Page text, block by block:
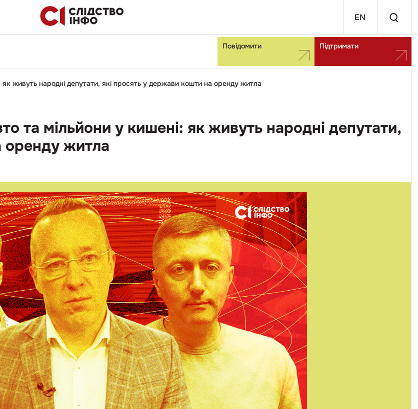
EN
Повідомити Підтримати
як живуть народні депутати, які просять у держави кошти на оренду житла
та мільйони у кишені: як живуть народні депутати,
оренду житла